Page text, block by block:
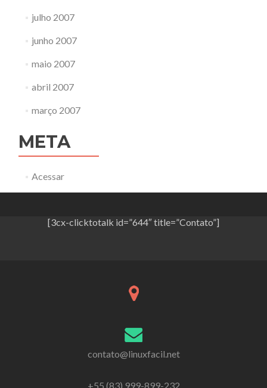
julho 2007
junho 2007
maio 2007
abril 2007
março 2007
META
Acessar
[3cx-clicktotalk id=”644″ title=”Contato”]
contato@linuxfacil.net
+55 (83) 999-899-232